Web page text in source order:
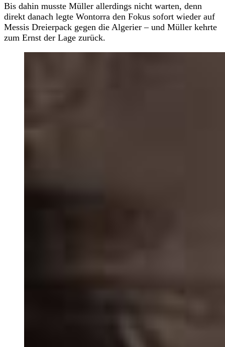
Bis dahin musste Müller allerdings nicht warten, denn
direkt danach legte Wontorra den Fokus sofort wieder auf
Messis Dreierpack gegen die Algerier – und Müller kehrte
zum Ernst der Lage zurück.